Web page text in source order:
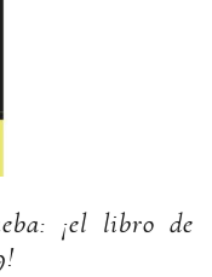
¡el libro de